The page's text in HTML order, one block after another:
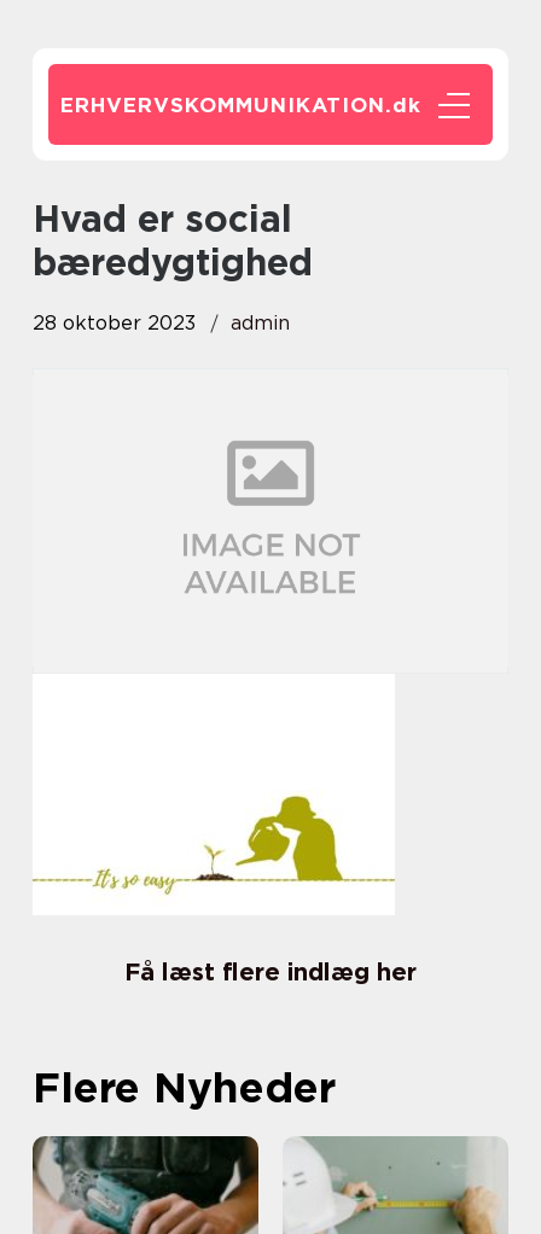
ERHVERVSKOMMUNIKATION.dk
hvad er social
bæredygtighed
28 oktober 2023 admin
Få læst flere indlæg her
Flere Nyheder